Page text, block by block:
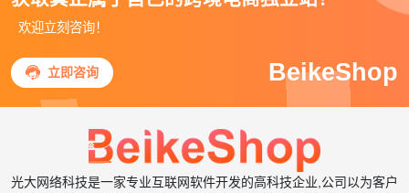
欢迎立刻咨询！
 立即咨询 BeikeShop
光大网络科技是一家专业互联网软件开发的高科技企业,公司以为客户